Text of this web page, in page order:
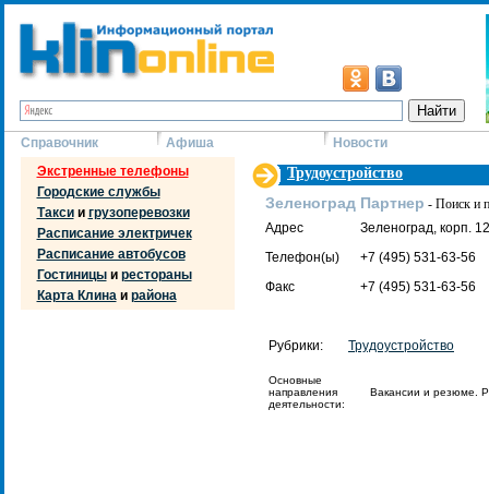
Справочник Афиша
Новости
Экстренные телефоны
Городские службы
Таксии грузоперевозки
Расписание электричек
Расписание автобусов
Гостиницыи рестораны
Карта Клинаи района
Трудоустройство
Зеленоград Партнер - Поиск и
Адрес
Зеленоград, корп.
Телефон(ы)
+7 (495) 531-63-56
Факс
+7 (495) 531-63-56
Рубрики: Трудоустройство
Основные
направления
деятельности:
Вакансии и резюме.